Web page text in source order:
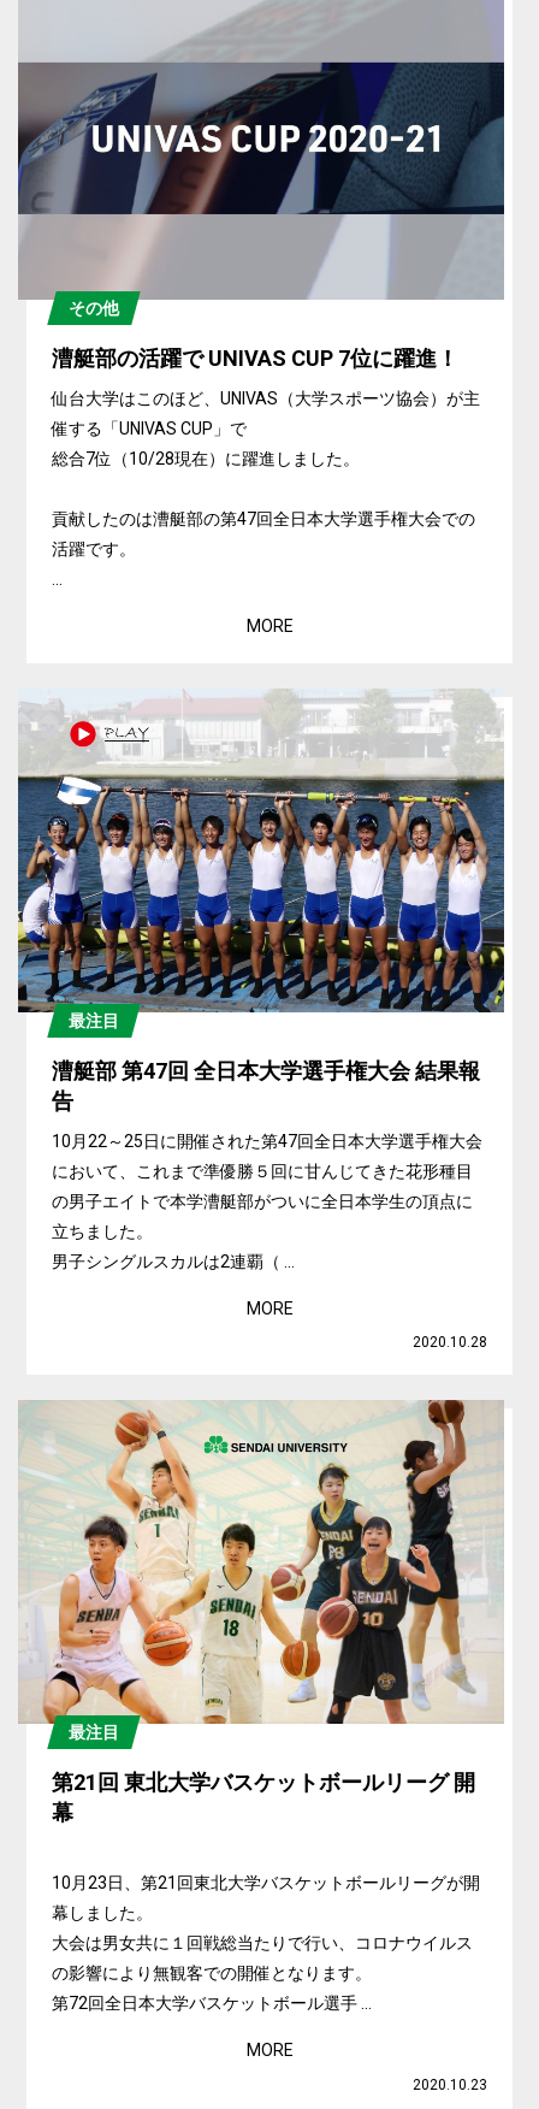
その他
漕艇部の活躍で UNIVAS CUP 7位に躍進！
仙台大学はこのほど、UNIVAS（大学スポーツ協会）が主
催する「UNIVAS CUP」で
総合7位（10/28現在）に躍進しました。
貢献したのは漕艇部の第47回全日本大学選手権大会での
活躍です。
...
MORE
最注目
漕艇部 第47回 全日本大学選手権大会 結果報
告
10月22～25日に開催された第47回全日本大学選手権大会
において、これまで準優勝５回に甘んじてきた花形種目
の男子エイトで本学漕艇部がついに全日本学生の頂点に
立ちました。
男子シングルスカルは2連覇（ ...
MORE
2020.10.28
最注目
第21回 東北大学バスケットボールリーグ 開
幕
10月23日、第21回東北大学バスケットボールリーグが開
幕しました。
大会は男女共に１回戦総当たりで行い、コロナウイルス
の影響により無観客での開催となります。
第72回全日本大学バスケットボール選手 ...
MORE
2020.10.23